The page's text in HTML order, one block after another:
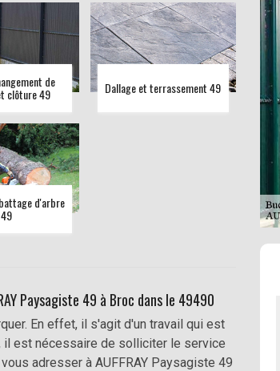
de
clôture 49 Dallage et terrassement 49
d'arbre
49
Paysagiste 49 à Broc dans le 49490
En effet, il s'agit d'un travail qui est
il est nécessaire de solliciter le service
adresser à AUFFRAY Paysagiste 49